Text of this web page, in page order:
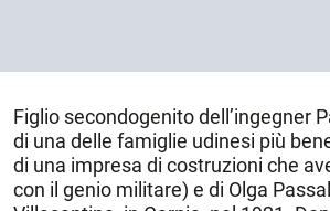
Figlio secondogenito dell’ingegner
di una delle famiglie udinesi più
di una impresa di costruzioni che
con il genio militare) e di Olga